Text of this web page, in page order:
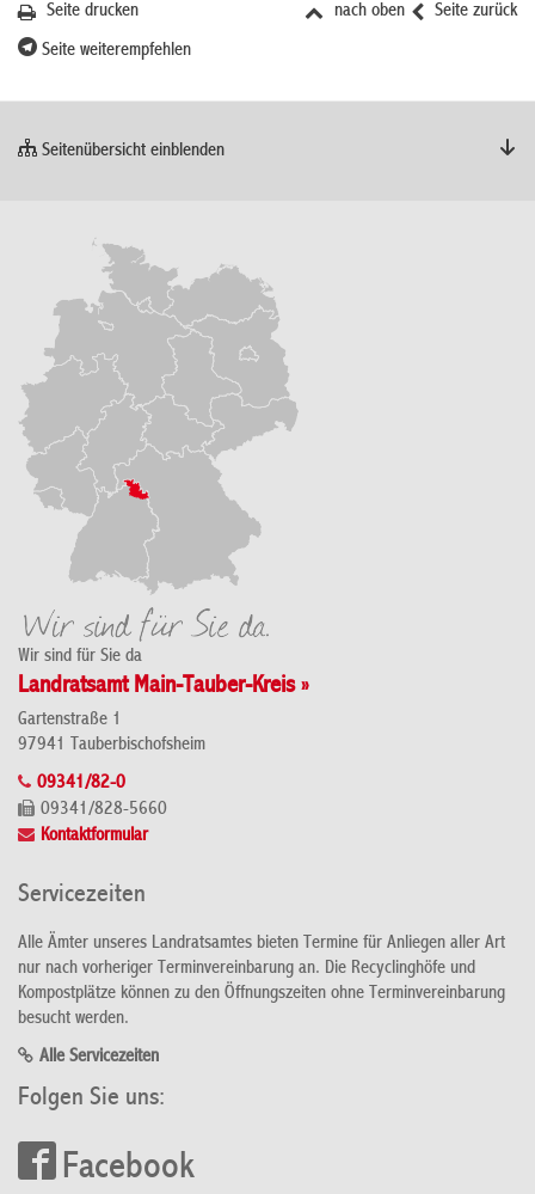
Seite zurück
nach oben
Seite drucken
Seite weiterempfehlen
Seitenübersicht einblenden
Wir sind für Sie da
Landratsamt Main-Tauber-Kreis »
Gartenstraße 1
97941 Tauberbischofsheim
09341/82-0
09341/828-5660
Kontaktformular
Servicezeiten
Alle Ämter unseres Landratsamtes bieten Termine für Anliegen aller Art
nur nach vorheriger Terminvereinbarung an. Die Recyclinghöfe und
Kompostplätze können zu den Öffnungszeiten ohne Terminvereinbarung
besucht werden.
Alle Servicezeiten
Folgen Sie uns:
Facebook